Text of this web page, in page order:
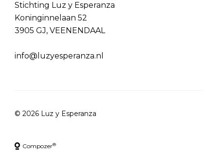
Stichting Luz y Esperanza
Koninginnelaan 52
3905 GJ, VEENENDAAL
info@luzyesperanza.nl
© 2026 Luz y Esperanza
Compozer®